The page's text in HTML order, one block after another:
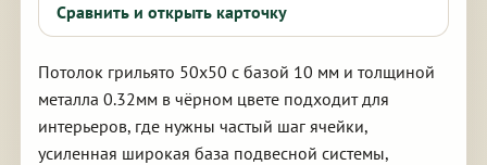
Сравнить и открыть карточку
Потолок грильято 50х50 с базой 10 мм и толщиной
металла 0.32мм в чёрном цвете подходит для
интерьеров, где нужны частый шаг ячейки,
усиленная широкая база подвесной системы,